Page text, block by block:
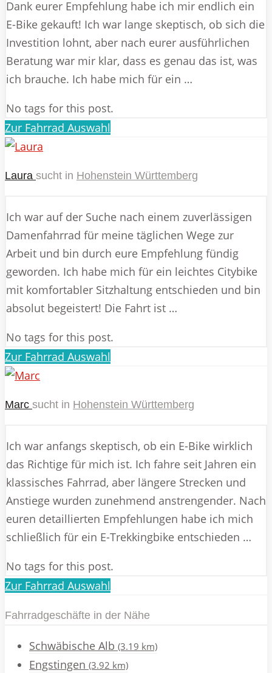
Dank eurer Empfehlung habe ich mir endlich ein
E-Bike gekauft! Ich war lange skeptisch, ob sich die
Investition lohnt, aber nach eurer ausführlichen
Beratung war mir klar, dass es genau das ist, was
ich brauche. Ich habe mich für ein …
No tags for this post.
Zur Fahrrad Auswahl
Laura sucht in Hohenstein Württemberg
Ich war auf der Suche nach einem zuverlässigen
Damenfahrrad für meine täglichen Wege zur
Arbeit und bin durch eure Empfehlung fündig
geworden. Ich habe mich für ein leichtes Citybike
mit komfortabler Sitzhaltung entschieden und bin
absolut begeistert! Die Fahrt ist …
No tags for this post.
Zur Fahrrad Auswahl
Marc sucht in Hohenstein Württemberg
Ich war anfangs skeptisch, ob ein E-Bike wirklich
das Richtige für mich ist. Ich fahre seit Jahren ein
klassisches Fahrrad, aber längere Strecken und
Anstiege wurden zunehmend anstrengender. Nach
euren detaillierten Empfehlungen habe ich mich
schließlich für ein E-Trekkingbike entschieden …
No tags for this post.
Zur Fahrrad Auswahl
Fahrradgeschäfte in der Nähe
Schwäbische Alb (3.19 km)
Engstingen (3.92 km)